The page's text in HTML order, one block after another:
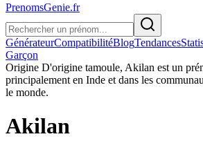
PrenomsGenie.fr
GénérateurCompatibilitéBlogTendances
Garçon
Origine D'origine tamoule, Akilan est un
principalement en Inde et dans les
le monde.
Akilan